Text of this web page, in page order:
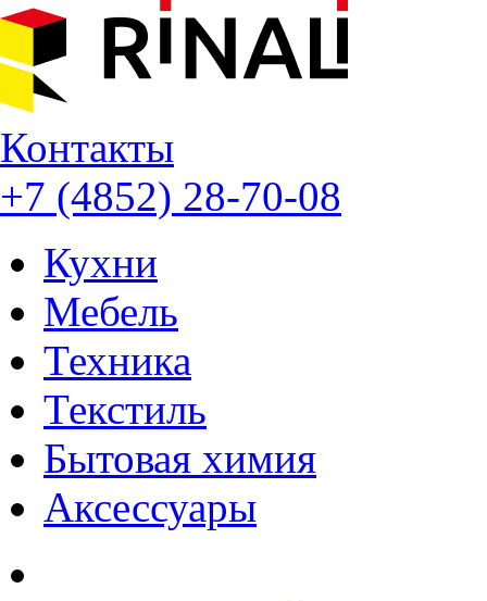
Контакты
+7 (4852) 28-70-08
Кухни
Мебель
Техника
Текстиль
Бытовая химия
Аксессуары